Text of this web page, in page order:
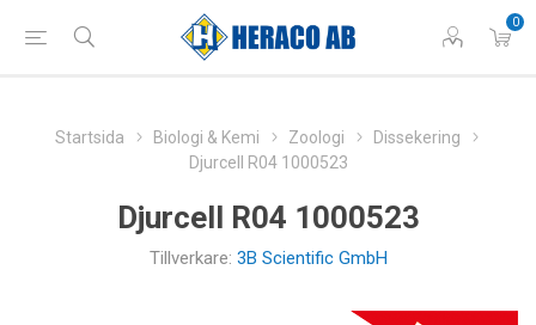
0
Startsida Biologi & Kemi Zoologi
Dissekering
Djurcell R04 1000523
Djurcell R04 1000523
Tillverkare: 3B Scientific GmbH